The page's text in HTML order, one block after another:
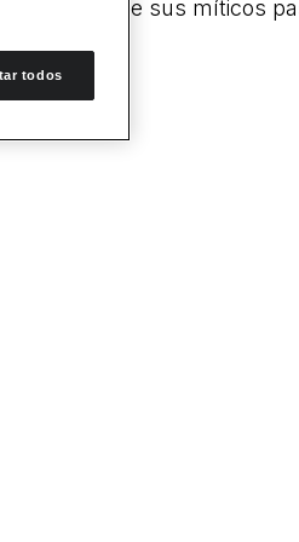
disfrutar de sus míticos
todos